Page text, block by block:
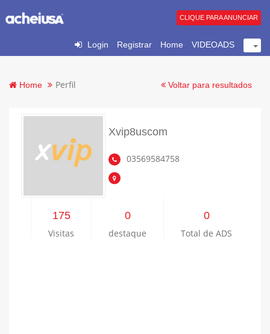
Login Registrar Home VIDEOADS
CLIQUE PARA ANUNCIAR
Home Perfil Voltar para resultados
Xvip8uscom
03569584758
175
Visitas
0
destaque
0
Total de ADS